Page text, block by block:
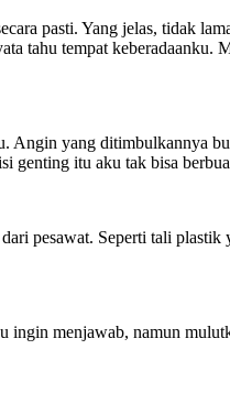
pasti. Yang jelas, tidak
tahu tempat
Angin yang
genting itu aku tak bisa
pesawat. Seperti tali
ingin menjawab, namun